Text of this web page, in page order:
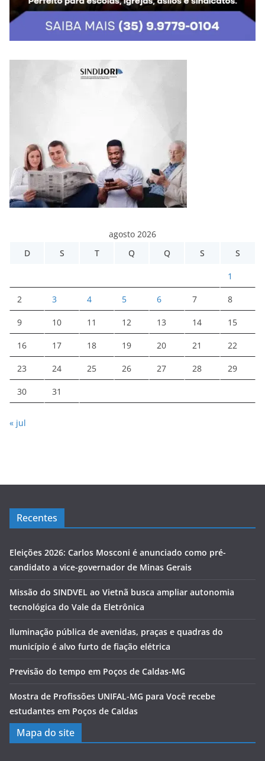
agosto 2026
D
S T Q Q S S
1
2 3 4 5 6 7 8
9 10 11 12 13 14 15
16 17 18 19 20 21 22
23 24 25 26 27 28 29
30 31
« jul
Recentes
Eleições 2026: Carlos Mosconi é anunciado como pré-
candidato a vice-governador de Minas Gerais
Missão do SINDVEL ao Vietnã busca ampliar autonomia
tecnológica do Vale da Eletrônica
Iluminação pública de avenidas, praças e quadras do
município é alvo furto de fiação elétrica
Previsão do tempo em Poços de Caldas-MG
Mostra de Profissões UNIFAL-MG para Você recebe
estudantes em Poços de Caldas
Mapa do site